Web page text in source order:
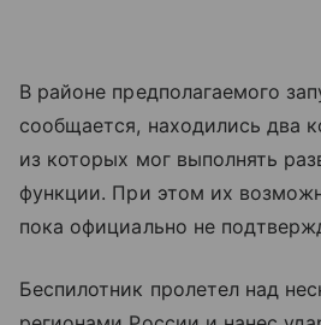
В районе предполагаемого
сообщается, находились два
из которых мог выполнять
функции. При этом их
пока официально не
Беспилотник пролетел над